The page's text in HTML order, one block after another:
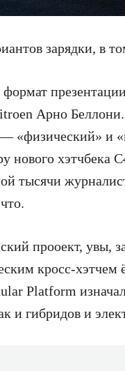
зарядки, в
Арно Беллони.
«физический» и
нового хэтчбека
тысячи
прооект, увы,
кросс-хэтчем
Platform
и гибридов и